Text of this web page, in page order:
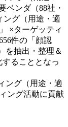
ベンダ（88社・
ング（用途・適
×ターゲッティ
件の「顔認
を抽出・整理＆
ることとなっ
ング（用途・適
ング活動に貢献